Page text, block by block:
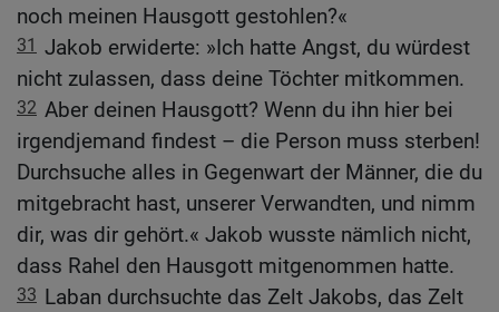
noch meinen Hausgott gestohlen?«
31 Jakob erwiderte: »Ich hatte Angst, du würdest
nicht zulassen, dass deine Töchter mitkommen.
32 Aber deinen Hausgott? Wenn du ihn hier bei
irgendjemand findest – die Person muss sterben!
Durchsuche alles in Gegenwart der Männer, die du
mitgebracht hast, unserer Verwandten, und nimm
dir, was dir gehört.« Jakob wusste nämlich nicht,
dass Rahel den Hausgott mitgenommen hatte.
33 Laban durchsuchte das Zelt Jakobs, das Zelt